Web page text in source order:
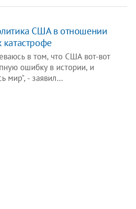
США в отношении
в том, что США вот-вот
ошибку в истории, и
мир", - заявил…